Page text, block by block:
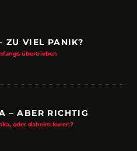
ZU VIEL PANIK?
übertrieben
– ABER RICHTIG
oder daheim kuren?